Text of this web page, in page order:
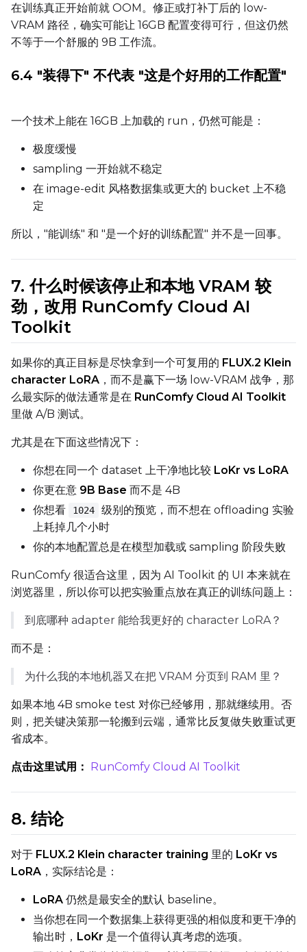
LoRA Scale
Width
Height
Prompt
LoRA Scale
在训练真正开始前就 OOM。修正或打补丁后的 low-
VRAM 路径，确实可能让 16GB 配置变得可行，但这仍然
不等于一个舒服的 9B 工作流。
6.4 "装得下" 不代表 "这是个好用的工作配置"
一个技术上能在 16GB 上加载的 run，仍然可能是：
极度缓慢
sampling 一开始就不稳定
在 image-edit 风格数据集或更大的 bucket 上不稳
定
所以，"能训练" 和 "是一个好的训练配置" 并不是一回事。
7. 什么时候该停止和本地 VRAM 较
劲，改用 RunComfy Cloud AI
Toolkit
如果你的真正目标是尽快拿到一个可复用的 FLUX.2 Klein
character LoRA ，而不是赢下一场 low-VRAM 战争，那
么最实际的做法通常是在 RunComfy Cloud AI Toolkit
里做 A/B 测试。
尤其是在下面这些情况下：
你想在同一个 dataset 上干净地比较 LoKr vs LoRA
你更在意 9B Base 而不是 4B
你想看
1024
级别的预览，而不想在 offloading 实验
上耗掉几个小时
你的本地配置总是在模型加载或 sampling 阶段失败
RunComfy 很适合这里，因为 AI Toolkit 的 UI 本来就在
浏览器里，所以你可以把实验重点放在真正的训练问题上：
到底哪种 adapter 能给我更好的 character LoRA？
而不是：
为什么我的本地机器又在把 VRAM 分页到 RAM 里？
如果本地 4B smoke test 对你已经够用，那就继续用。否
则，把关键决策那一轮搬到云端，通常比反复做失败重试更
省成本。
点击这里试用： RunComfy Cloud AI Toolkit
8. 结论
对于 FLUX.2 Klein character training 里的 LoKr vs
LoRA ，实际结论是：
LoRA 仍然是最安全的默认 baseline。
当你想在同一个数据集上获得更强的相似度和更干净的
输出时， LoKr 是一个值得认真考虑的选项。